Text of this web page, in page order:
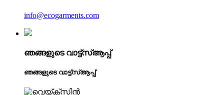
info@ecogarments.com
ഞങ്ങളുടെ വാട്ട്‌സ്ആപ്പ്
ഞങ്ങളുടെ വാട്ട്‌സ്ആപ്പ്